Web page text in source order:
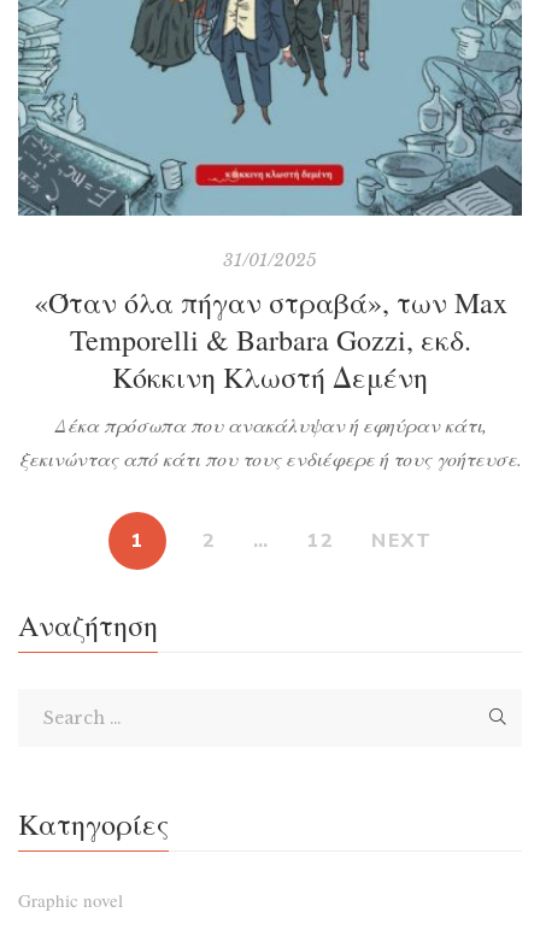
31/01/2025
«Όταν όλα πήγαν στραβά», των Max
Temporelli & Barbara Gozzi, εκδ.
Κόκκινη Κλωστή Δεμένη
Δέκα πρόσωπα που ανακάλυψαν ή εφηύραν κάτι,
ξεκινώντας από κάτι που τους ενδιέφερε ή τους γοήτευσε.
πολύτιμο μυστικό και αυτό θα το φανερώσουν στους
μικρούς αναγνώστες του βιβλίου. Τόμας Έντισον,
Γκούντγιαρ και άλλοι μας καλωσορίζουν στη ζωή τους,
μας χαρίζουν σοφά και διάσημα […]
1 2 … 12 NEXT
Αναζήτηση
Κατηγορίες
Graphic novel